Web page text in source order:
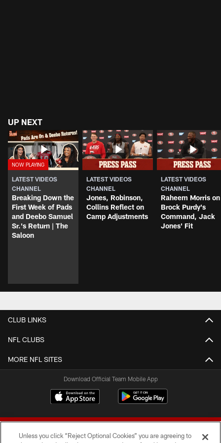
UP NEXT
LATEST VIDEOS
CHANNEL
Breaking Down the
First Week of Pads
and Deebo Samuel
Sr.'s Return | The
Saloon
LATEST VIDEOS
CHANNEL
Jones, Robinson,
Collins Reflect on
Camp Adjustments
LATEST VIDEOS
CHANNEL
Raheem Morris on
Brock Purdy's
Command, Jack
Jones' Fit
CLUB LINKS
NFL CLUBS
MORE NFL SITES
Download Official Team Mobile App
Unless you click “Reject Optional Cookies” you are agreeing to